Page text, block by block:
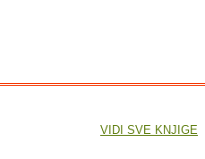
VIDI SVE KNJIGE